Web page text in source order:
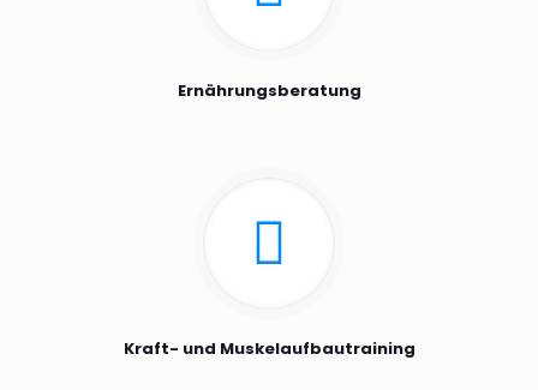
Ernährungsberatung
Kraft- und Muskelaufbautraining